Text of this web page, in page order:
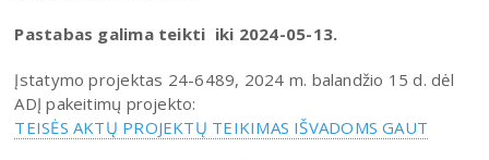
Pastabas galima teikti iki 2024-05-13.
Įstatymo projektas 24-6489, 2024 m. balandžio 15 d. dėl
ADĮ pakeitimų projekto:
TEISĖS AKTŲ PROJEKTŲ TEIKIMAS IŠVADOMS GAUT